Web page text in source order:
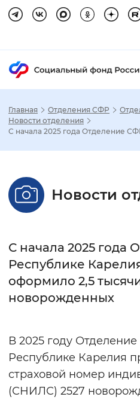
Настройка
Стандартный
Без засечек
Монохромный
Главная Отделения СФР
Новости отделения
С начала 2025 года Отделение
Новости
С начала 2025 года
Республике
оформило 2,5
новорожденных
В 2025 году
Республике Карелия
страховой номер
(СНИЛС) 2527